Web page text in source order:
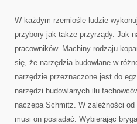
W każdym rzemiośle ludzie
przybory jak także przyrządy. Jak
pracowników. Machiny rodzaju
się, że narzędzia budowlane w
narzędzie przeznaczone jest do
narzędzi budowlanych ilu
naczepa Schmitz. W zależności
musi on posiadać. Wybierając